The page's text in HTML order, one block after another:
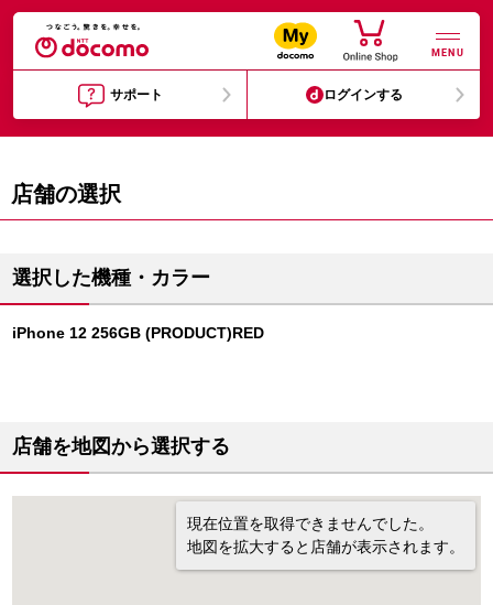
MENU
サポート ログインする
店舗の選択
選択した機種・カラー
iPhone 12 256GB (PRODUCT)RED
店舗を地図から選択する
現在位置を取得できませんでした。
地図を拡大すると店舗が表示されます。